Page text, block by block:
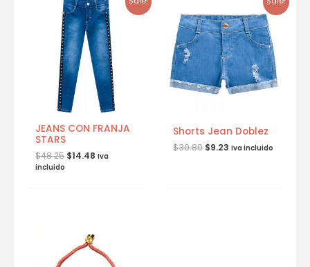
JEANS CON FRANJA
STARS
$48.25 $14.48 Iva
incluido
Shorts Jean Doblez
$30.80 $9.23 Iva incluido